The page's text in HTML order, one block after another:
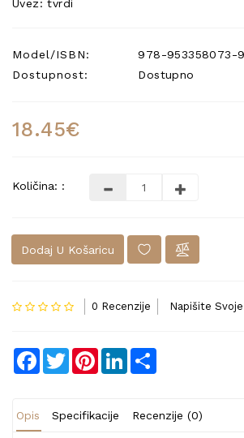
Uvez: tvrdi
Model/ISBN:
978-953358073-9
Dostupnost:
Dostupno
18.45€
Količina: :
Dodaj U Košaricu
0 Recenzije Napišite
Facebook
TwitterPinterestLinkedIn
Opis Specifikacije Recenzije (0)